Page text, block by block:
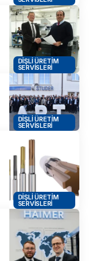
DIŞLI ÜRETIM
SERVISLERI
DIŞLI ÜRETIM
SERVISLERI
DIŞLI ÜRETIM
SERVISLERI